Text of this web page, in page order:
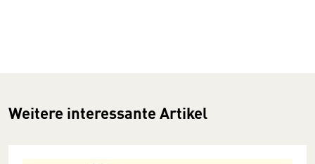
Weitere interessante Artikel